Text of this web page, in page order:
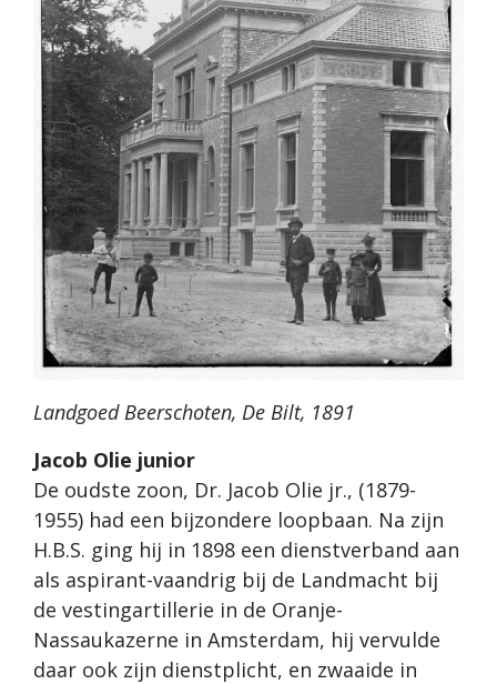
Landgoed Beerschoten, De Bilt, 1891
Jacob Olie junior
De oudste zoon, Dr. Jacob Olie jr., (1879-
1955) had een bijzondere loopbaan. Na zijn
H.B.S. ging hij in 1898 een dienstverband aan
als aspirant-vaandrig bij de Landmacht bij
de vestingartillerie in de Oranje-
Nassaukazerne in Amsterdam, hij vervulde
daar ook zijn dienstplicht, en zwaaide in